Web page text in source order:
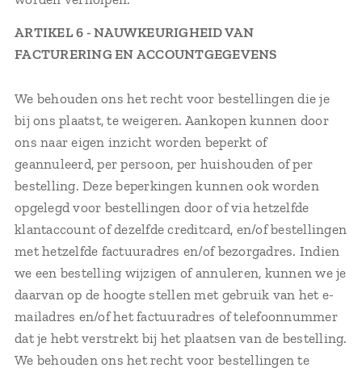
ARTIKEL 6 - NAUWKEURIGHEID VAN
FACTURERING EN ACCOUNTGEGEVENS
We behouden ons het recht voor bestellingen die je
bij ons plaatst, te weigeren. Aankopen kunnen door
ons naar eigen inzicht worden beperkt of
geannuleerd, per persoon, per huishouden of per
bestelling. Deze beperkingen kunnen ook worden
opgelegd voor bestellingen door of via hetzelfde
klantaccount of dezelfde creditcard, en/of bestellingen
met hetzelfde factuuradres en/of bezorgadres. Indien
we een bestelling wijzigen of annuleren, kunnen we je
daarvan op de hoogte stellen met gebruik van het e-
mailadres en/of het factuuradres of telefoonnummer
dat je hebt verstrekt bij het plaatsen van de bestelling.
We behouden ons het recht voor bestellingen te